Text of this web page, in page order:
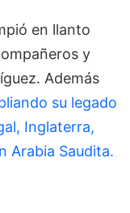
en llanto
y
Además
su legado
Inglaterra,
Arabia Saudita.